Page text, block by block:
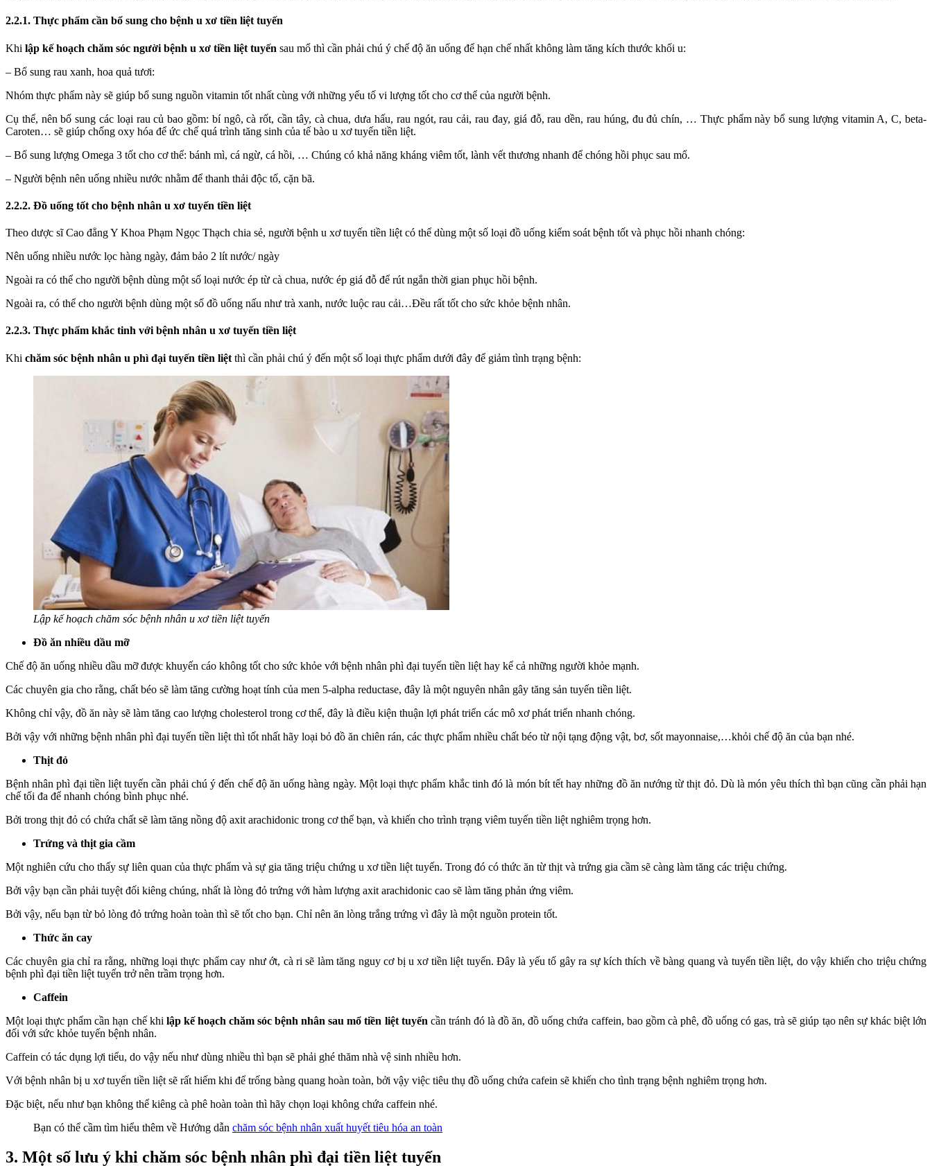
2.2.1. Thực phẩm cần bổ sung cho bệnh u xơ tiền liệt tuyến
Khi lập kế hoạch chăm sóc người bệnh u xơ tiền liệt tuyến sau mổ thì cần phải chú ý chế độ ăn uống để hạn chế nhất không làm tăng kích thước khối u:
– Bổ sung rau xanh, hoa quả tươi:
Nhóm thực phẩm này sẽ giúp bổ sung nguồn vitamin tốt nhất cùng với những yếu tố vi lượng tốt cho cơ thể của người bệnh.
Cụ thể, nên bổ sung các loại rau củ bao gồm: bí ngô, cà rốt, cần tây, cà chua, dưa hấu, rau ngót, rau cải, rau đay, giá đỗ, rau dền, rau húng, đu đủ chín, … Thực phẩm này bổ sung lượng vitamin A, C, beta-
Caroten… sẽ giúp chống oxy hóa để ức chế quá trình tăng sinh của tế bào u xơ tuyến tiền liệt.
– Bổ sung lượng Omega 3 tốt cho cơ thể: bánh mì, cá ngừ, cá hồi, … Chúng có khả năng kháng viêm tốt, lành vết thương nhanh để chóng hồi phục sau mổ.
– Người bệnh nên uống nhiều nước nhằm để thanh thải độc tố, cặn bã.
2.2.2. Đồ uống tốt cho bệnh nhân u xơ tuyến tiền liệt
Theo dược sĩ Cao đẳng Y Khoa Phạm Ngọc Thạch chia sẻ, người bệnh u xơ tuyến tiền liệt có thể dùng một số loại đồ uống kiểm soát bệnh tốt và phục hồi nhanh chóng:
Nên uống nhiều nước lọc hàng ngày, đảm bảo 2 lít nước/ ngày
Ngoài ra có thể cho người bệnh dùng một số loại nước ép từ cà chua, nước ép giá đỗ để rút ngắn thời gian phục hồi bệnh.
Ngoài ra, có thể cho người bệnh dùng một số đồ uống nấu như trà xanh, nước luộc rau cải…Đều rất tốt cho sức khỏe bệnh nhân.
2.2.3. Thực phẩm khắc tinh với bệnh nhân u xơ tuyến tiền liệt
Khi chăm sóc bệnh nhân u phì đại tuyến tiền liệt thì cần phải chú ý đến một số loại thực phẩm dưới đây để giảm tình trạng bệnh:
Lập kế hoạch chăm sóc bệnh nhân u xơ tiền liệt tuyến
Đồ ăn nhiều dầu mỡ
Chế độ ăn uống nhiều dầu mỡ được khuyến cáo không tốt cho sức khỏe với bệnh nhân phì đại tuyến tiền liệt hay kể cả những người khỏe mạnh.
Các chuyên gia cho rằng, chất béo sẽ làm tăng cường hoạt tính của men 5-alpha reductase, đây là một nguyên nhân gây tăng sản tuyến tiền liệt.
Không chỉ vậy, đồ ăn này sẽ làm tăng cao lượng cholesterol trong cơ thể, đây là điều kiện thuận lợi phát triển các mô xơ phát triển nhanh chóng.
Bởi vậy với những bệnh nhân phì đại tuyến tiền liệt thì tốt nhất hãy loại bỏ đồ ăn chiên rán, các thực phẩm nhiều chất béo từ nội tạng động vật, bơ, sốt mayonnaise,…khỏi chế độ ăn của bạn nhé.
Thịt đỏ
Bệnh nhân phì đại tiền liệt tuyến cần phải chú ý đến chế độ ăn uống hàng ngày. Một loại thực phẩm khắc tinh đó là món bít tết hay những đồ ăn nướng từ thịt đỏ. Dù là món yêu thích thì bạn cũng cần phải hạn
chế tối đa để nhanh chóng bình phục nhé.
Bởi trong thịt đỏ có chứa chất sẽ làm tăng nồng độ axit arachidonic trong cơ thể bạn, và khiến cho trình trạng viêm tuyến tiền liệt nghiêm trọng hơn.
Trứng và thịt gia cầm
Một nghiên cứu cho thấy sự liên quan của thực phẩm và sự gia tăng triệu chứng u xơ tiền liệt tuyến. Trong đó có thức ăn từ thịt và trứng gia cầm sẽ càng làm tăng các triệu chứng.
Bởi vậy bạn cần phải tuyệt đối kiêng chúng, nhất là lòng đỏ trứng với hàm lượng axit arachidonic cao sẽ làm tăng phản ứng viêm.
Bởi vậy, nếu bạn từ bỏ lòng đỏ trứng hoàn toàn thì sẽ tốt cho bạn. Chỉ nên ăn lòng trắng trứng vì đây là một nguồn protein tốt.
Thức ăn cay
Các chuyên gia chỉ ra rằng, những loại thực phẩm cay như ớt, cà ri sẽ làm tăng nguy cơ bị u xơ tiền liệt tuyến. Đây là yếu tố gây ra sự kích thích về bàng quang và tuyến tiền liệt, do vậy khiến cho triệu chứng
bệnh phì đại tiền liệt tuyến trở nên trầm trọng hơn.
Caffein
Một loại thực phẩm cần hạn chế khi lập kế hoạch chăm sóc bệnh nhân sau mổ tiền liệt tuyến cần tránh đó là đồ ăn, đồ uống chứa caffein, bao gồm cà phê, đồ uống có gas, trà sẽ giúp tạo nên sự khác biệt lớn
đối với sức khỏe tuyến bệnh nhân.
Caffein có tác dụng lợi tiểu, do vậy nếu như dùng nhiều thì bạn sẽ phải ghé thăm nhà vệ sinh nhiều hơn.
Với bệnh nhân bị u xơ tuyến tiền liệt sẽ rất hiếm khi để trống bàng quang hoàn toàn, bởi vậy việc tiêu thụ đồ uống chứa cafein sẽ khiến cho tình trạng bệnh nghiêm trọng hơn.
Đặc biệt, nếu như bạn không thể kiêng cà phê hoàn toàn thì hãy chọn loại không chứa caffein nhé.
Bạn có thể cầm tìm hiểu thêm về Hướng dẫn chăm sóc bệnh nhân xuất huyết tiêu hóa an toàn
3. Một số lưu ý khi chăm sóc bệnh nhân phì đại tiền liệt tuyến